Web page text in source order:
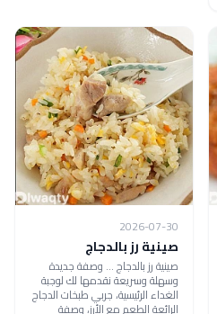
2026-07-30
صينية رز بالدجاج
صينية رز بالدجاج ... وصفة جديدة
وسهلة وسريعة نقدمها لك لوجبة
الغداء الرئيسية، جربي طبخات الدجاج
الرائعة الطعم مع الأرز، وصفة